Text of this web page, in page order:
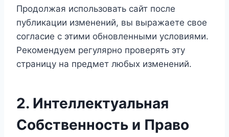
Продолжая использовать сайт после
публикации изменений, вы выражаете свое
согласие с этими обновленными условиями.
Рекомендуем регулярно проверять эту
страницу на предмет любых изменений.
2. Интеллектуальная
Собственность и Право